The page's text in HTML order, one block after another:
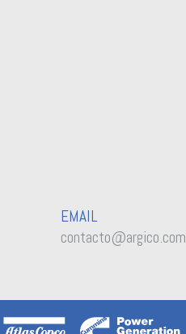
EMAIL
contacto@argico.com